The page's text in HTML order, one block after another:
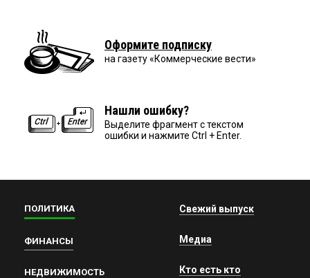
Оформите подписку
на газету «Коммерческие вести»
Нашли ошибку?
Выделите фрагмент с текстом
ошибки и нажмите Ctrl + Enter.
ПОЛИТИКА
ФИНАНСЫ
НЕДВИЖИМОСТЬ
Свежий выпуск
Медиа
Кто есть кто